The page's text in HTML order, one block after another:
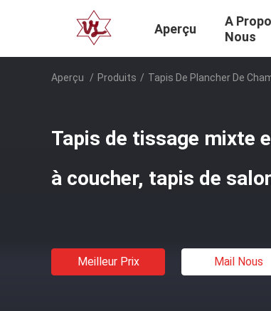
Aperçu
A
Nous
Aperçu / Produits / Tapis De Plancher De
Tapis de tissage mixte
à coucher, tapis de
Meilleur Prix Mail Nous